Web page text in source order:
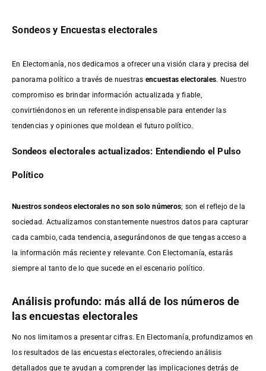
Sondeos y Encuestas electorales
En Electomanía, nos dedicamos a ofrecer una visión clara y precisa del
panorama político a través de nuestras encuestas electorales. Nuestro
compromiso es brindar información actualizada y fiable,
convirtiéndonos en un referente indispensable para entender las
tendencias y opiniones que moldean el futuro político.
Sondeos electorales actualizados: Entendiendo el Pulso
Político
Nuestros sondeos electorales no son solo números; son el reflejo de la
sociedad. Actualizamos constantemente nuestros datos para capturar
cada cambio, cada tendencia, asegurándonos de que tengas acceso a
la información más reciente y relevante. Con Electomanía, estarás
siempre al tanto de lo que sucede en el escenario político.
Análisis profundo: más allá de los números de
las encuestas electorales
No nos limitamos a presentar cifras. En Electomanía, profundizamos en
los resultados de las encuestas electorales, ofreciendo análisis
detallados que te ayudan a comprender las implicaciones detrás de